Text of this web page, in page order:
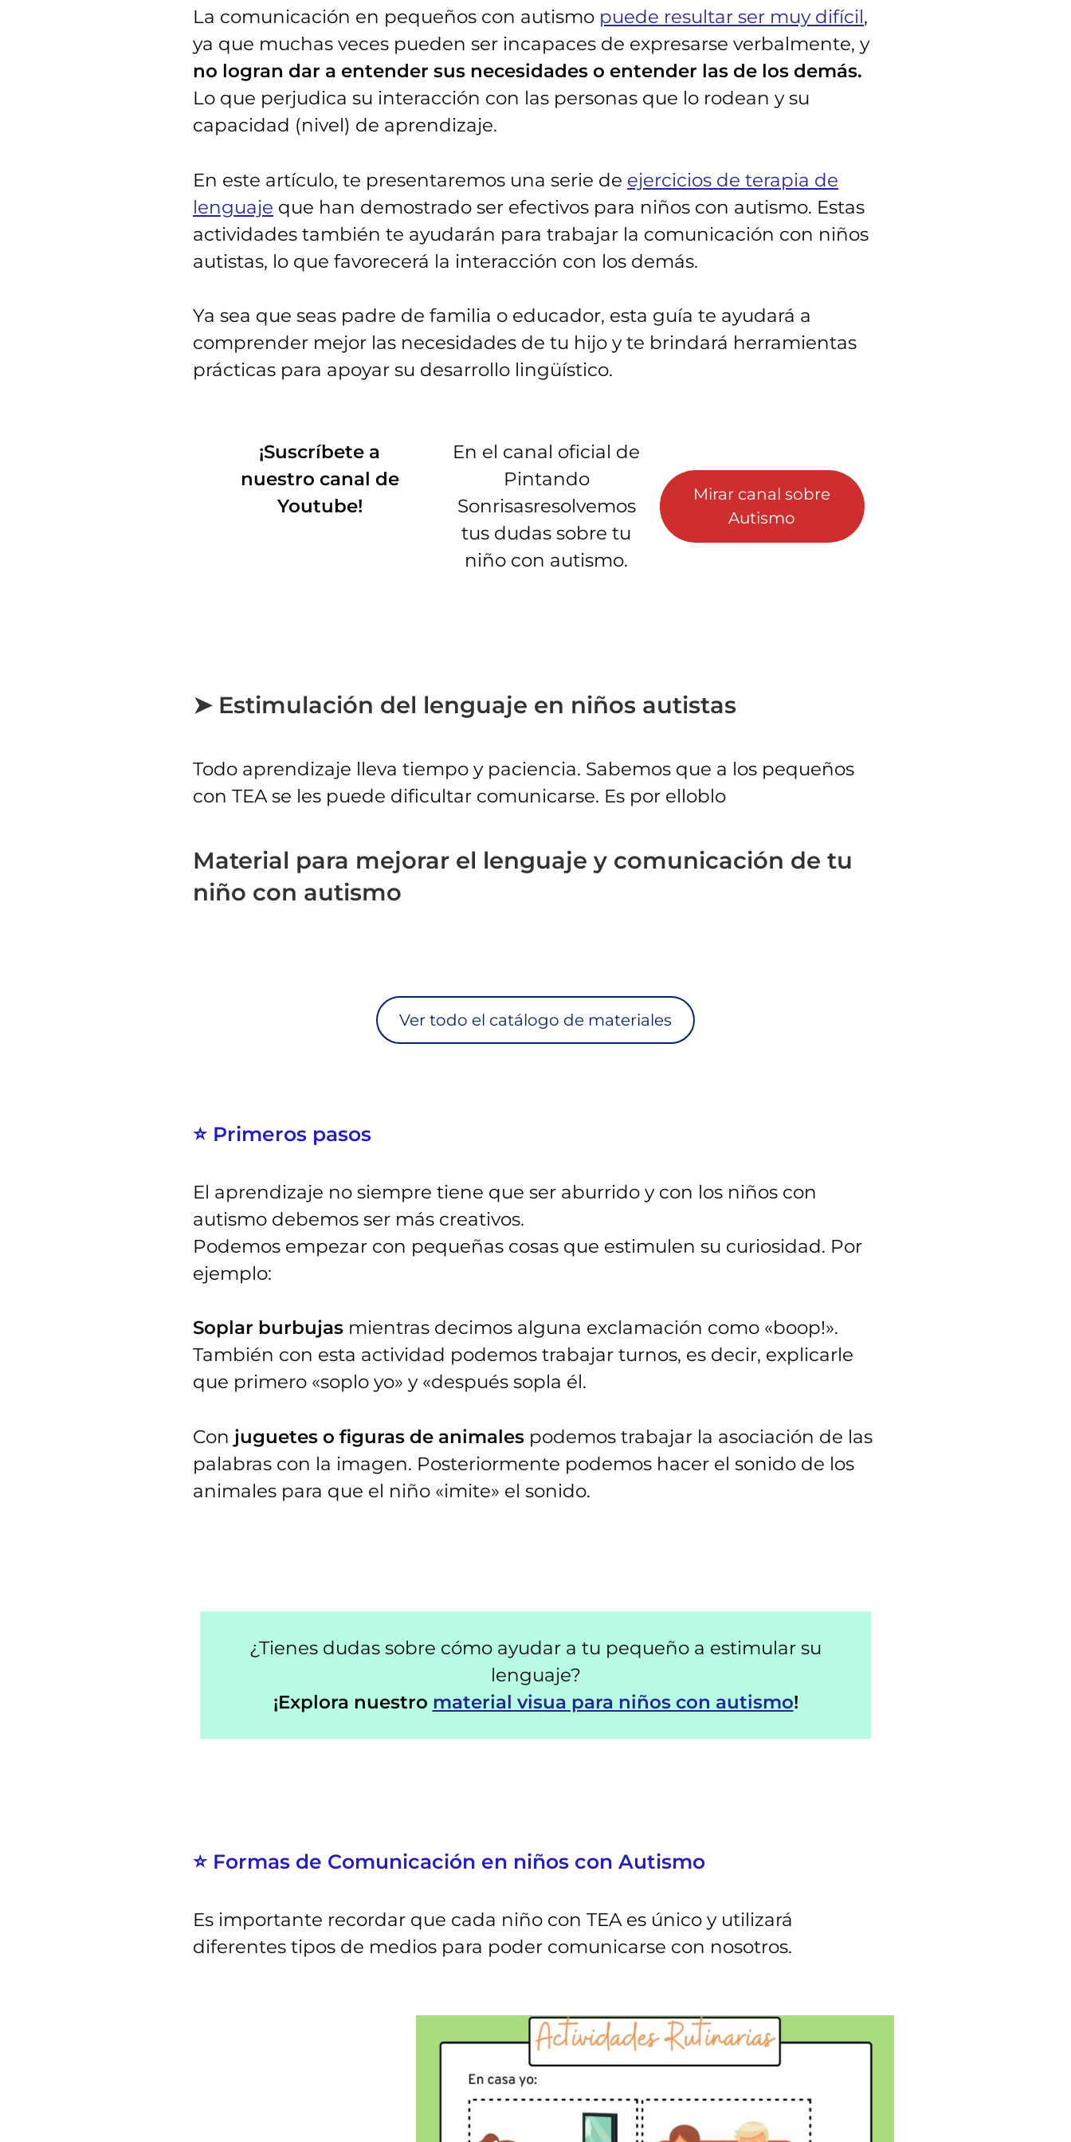
La comunicación en pequeños con autismo puede resultar ser muy difícil,
ya que muchas veces pueden ser incapaces de expresarse verbalmente, y
no logran dar a entender sus necesidades o entender las de los demás.
Lo que perjudica su interacción con las personas que lo rodean y su
capacidad (nivel) de aprendizaje.
En este artículo, te presentaremos una serie de ejercicios de terapia de
lenguaje que han demostrado ser efectivos para niños con autismo. Estas
actividades también te ayudarán para trabajar la comunicación con niños
autistas, lo que favorecerá la interacción con los demás.
Ya sea que seas padre de familia o educador, esta guía te ayudará a
comprender mejor las necesidades de tu hijo y te brindará herramientas
prácticas para apoyar su desarrollo lingüístico.
¡Suscríbete a
nuestro canal de
Youtube!
En el canal oficial de
Pintando
Sonrisasresolvemos
tus dudas sobre tu
niño con autismo.
Mirar canal sobre
Autismo
➤ Estimulación del lenguaje en niños autistas
Todo aprendizaje lleva tiempo y paciencia. Sabemos que a los pequeños
con TEA se les puede dificultar comunicarse. Es por elloblo
Material para mejorar el lenguaje y comunicación de tu
niño con autismo
Ver todo el catálogo de materiales
⭐ Primeros pasos
El aprendizaje no siempre tiene que ser aburrido y con los niños con
autismo debemos ser más creativos.
Podemos empezar con pequeñas cosas que estimulen su curiosidad. Por
ejemplo:
Soplar burbujas mientras decimos alguna exclamación como «boop!».
También con esta actividad podemos trabajar turnos, es decir, explicarle
que primero «soplo yo» y «después sopla él.
Con juguetes o figuras de animales podemos trabajar la asociación de las
palabras con la imagen. Posteriormente podemos hacer el sonido de los
animales para que el niño «imite» el sonido.
¿Tienes dudas sobre cómo ayudar a tu pequeño a estimular su
lenguaje?
¡Explora nuestro material visua para niños con autismo!
⭐ Formas de Comunicación en niños con Autismo
Es importante recordar que cada niño con TEA es único y utilizará
diferentes tipos de medios para poder comunicarse con nosotros.